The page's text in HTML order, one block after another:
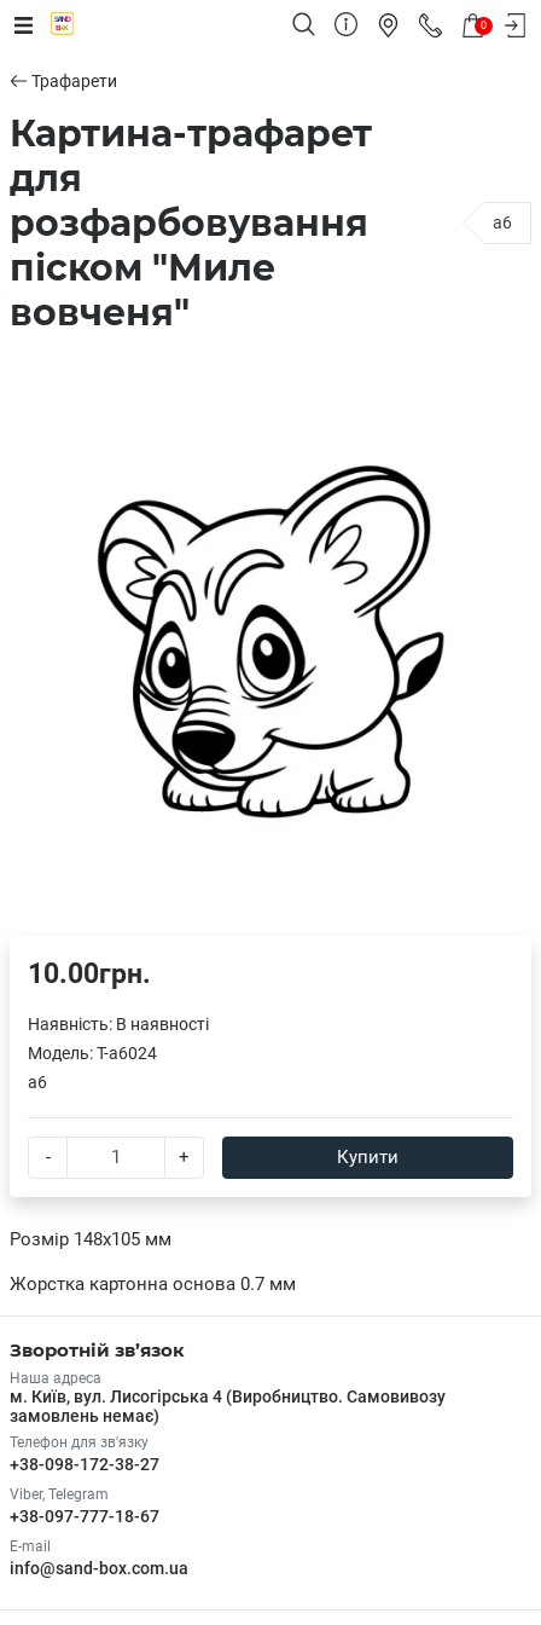
0
Трафарети
Картина-трафарет
для
розфарбовування
піском "Миле
вовченя"
a6
Розмір 148х105 мм
Жорстка картонна основа 0.7 мм
10.00грн.
Наявність: В наявності
Модель:T-a6024
a6
- + Купити
Зворотній зв’язок
Наша адреса
м. Київ, вул. Лисогірська 4 (Виробництво. Самовивозу
замовлень немає)
Телефон для зв'язку
+38-098-172-38-27
Viber, Telegram
+38-097-777-18-67
E-mail
info@sand-box.com.ua